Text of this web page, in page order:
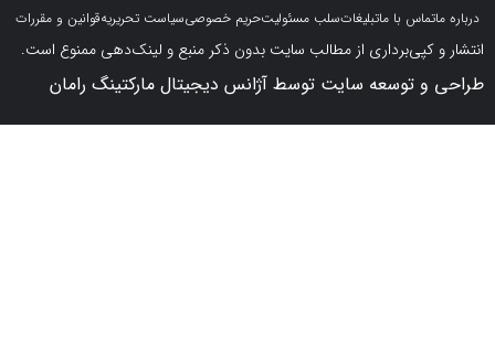
با ما تبلیغاتسلب مسئولیتحریم خصوصیسیاست تحریریهقوانین و مقررات
از مطالب سایت بدون ذکر منبع و لینک‌دهی ممنوع است.
سایت توسط آژانس دیجیتال مارکتینگ رامان